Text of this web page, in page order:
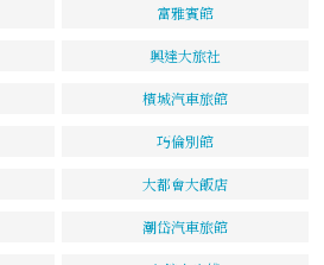
富雅賓館
興達大旅社
檳城汽車旅館
巧倫別館
大都會大飯店
潮岱汽車旅館